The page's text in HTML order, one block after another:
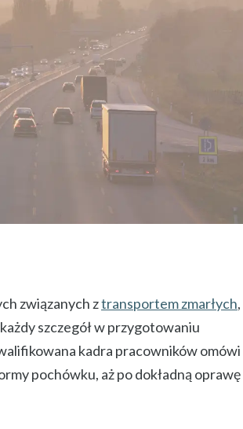
związanych ztransportem zmarłych,
szczegół w przygotowaniu
kadra pracowników omówi
pochówku, aż po dokładną oprawę